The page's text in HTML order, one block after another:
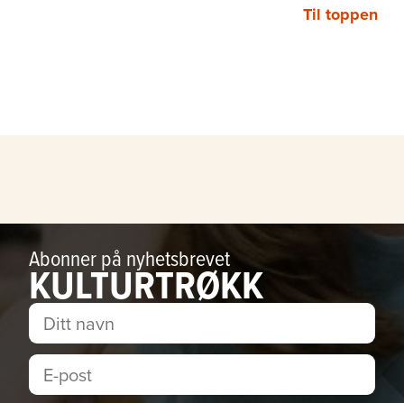
Til toppen
Abonner på nyhetsbrevet
KULTURTRØKK